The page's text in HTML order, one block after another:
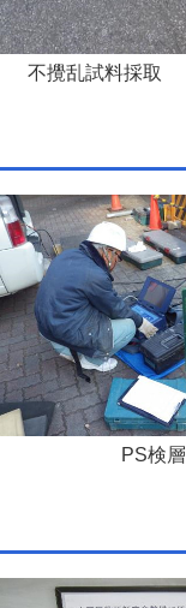
不攪乱試料採取
PS検層